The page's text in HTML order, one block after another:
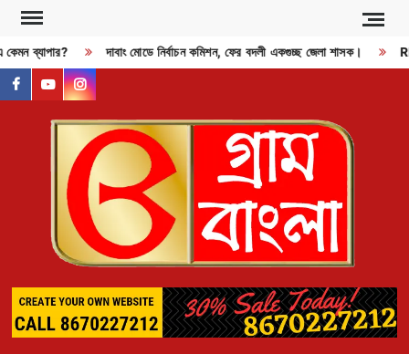
Skip
content
ব্যাপার? দাবাং মোডে নির্বাচন কমিশন, ফের বদলী একগুচ্ছ জেলা শাসক।
facebook
youtubeinstagram